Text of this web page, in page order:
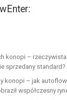
konopi –
sprzedany standard?
konopi – jak
współczesny